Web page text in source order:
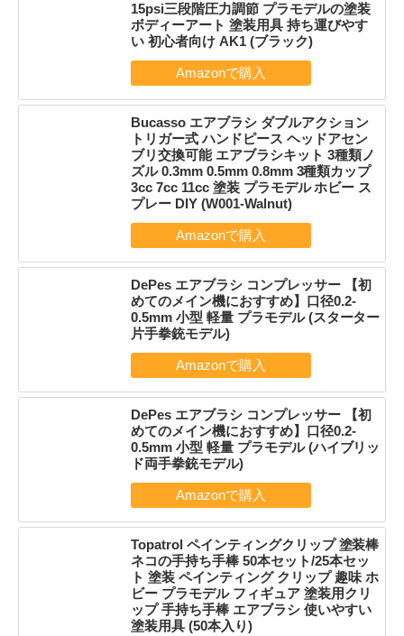
15psi三段階圧力調節 プラモデルの塗装
ボディーアート 塗装用具 持ち運びやす
い 初心者向け AK1 (ブラック)
Bucasso エアブラシ ダブルアクション
トリガー式 ハンドピース ヘッドアセン
ブリ交換可能 エアブラシキット 3種類ノ
ズル 0.3mm 0.5mm 0.8mm 3種類カップ
3cc 7cc 11cc 塗装 プラモデル ホビー ス
プレー DIY (W001-Walnut)
DePes エアブラシ コンプレッサー 【初
めてのメイン機におすすめ】口径0.2-
0.5mm 小型 軽量 プラモデル (スターター
片手拳銃モデル)
DePes エアブラシ コンプレッサー 【初
めてのメイン機におすすめ】口径0.2-
0.5mm 小型 軽量 プラモデル (ハイブリッ
ド両手拳銃モデル)
Topatrol ペインティングクリップ 塗装棒
ネコの手持ち手棒 50本セット/25本セッ
ト 塗装 ペインティング クリップ 趣味 ホ
ビー プラモデル フィギュア 塗装用クリ
ップ 手持ち手棒 エアブラシ 使いやすい
塗装用具 (50本入り)